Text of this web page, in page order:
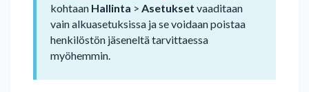
kohtaan Hallinta > Asetukset vaaditaan
vain alkuasetuksissa ja se voidaan poistaa
henkilöstön jäseneltä tarvittaessa
myöhemmin.